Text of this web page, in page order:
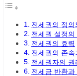
전세권의 정의
전세권 설정의
전세권의 효력
전세권의 존속
전세권자의 권
전세금 반환과